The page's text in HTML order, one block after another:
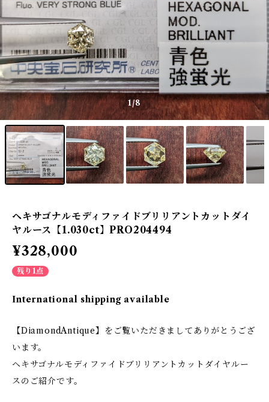
1/8
ヘキサゴナルモディファイドブリリアントカットダイ
ヤルース【1.030ct】PRO204494
¥328,000
残り1点
International shipping available
【DiamondAntique】をご覧いただきましてありがとうござ
います。
ヘキサゴナルモディファイドブリリアントカットダイヤルー
スのご紹介です。